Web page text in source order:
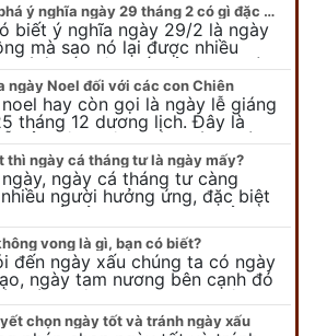
Khám phá ý nghĩa ngày 29 tháng 2 có gì đặc biệt?
biết ý nghĩa ngày 29/2 là ngày
mà sao nó lại được nhiều
ý đến vậy. Tất cả mọi người
rằng đây…
ngày Noel đối với các con Chiên
hay còn gọi là ngày lễ giáng
tháng 12 dương lịch. Đây là
của bên thiên chúa giáo, ngày
chúa giáng sinh,…
thì ngày cá tháng tư là ngày mấy?
ngày cá tháng tư càng
người hưởng ứng, đặc biệt
bạn trẻ bởi họ sẽ nghĩ ra đủ trò
tinh nghịch, hài…
vong là gì, bạn có biết?
đến ngày xấu chúng ta có ngày
ngày tam nương bên cạnh đó
ngày không vong. Tuy nhiên khi
ngày không vong…
chọn ngày tốt và tránh ngày xấu